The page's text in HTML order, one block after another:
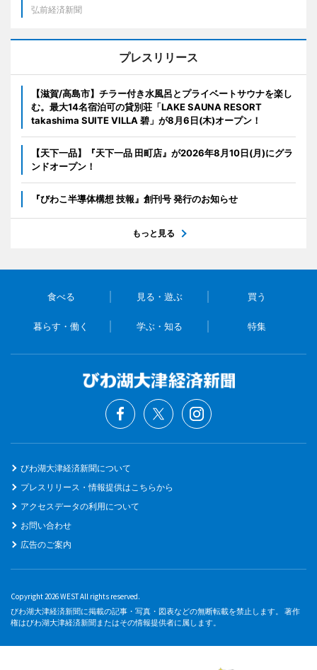
弘前経済新聞
プレスリリース
【滋賀/高島市】チラー付き水風呂とプライベートサウナを楽し
む。最大14名宿泊可の貸別荘「LAKE SAUNA RESORT
takashima SUITE VILLA 碧」が8月6日(木)オープン！
【天下一品】『天下一品 田町店』が2026年8月10日(月)にグラ
ンドオープン！
『びわこ半導体構想 技報』創刊号 発行のお知らせ
もっと見る
食べる 見る・遊ぶ 買う
暮らす・働く 学ぶ・知る 特集
びわ湖大津経済新聞について
プレスリリース・情報提供はこちらから
アクセスデータの利用について
お問い合わせ
広告のご案内
Copyright 2026 WEST All rights reserved.
びわ湖大津経済新聞に掲載の記事・写真・図表などの無断転載を禁止します。 著作
権はびわ湖大津経済新聞またはその情報提供者に属します。